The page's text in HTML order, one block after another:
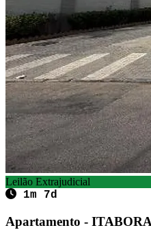
Leilão Extrajudicial
1m 7d
Apartamento -